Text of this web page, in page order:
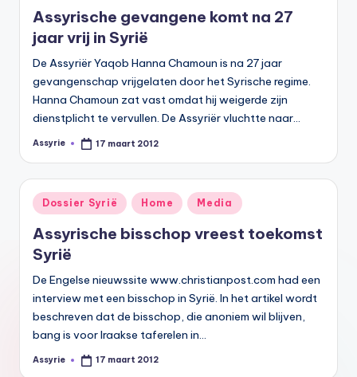
Assyrische gevangene komt na 27
jaar vrij in Syrië
De Assyriër Yaqob Hanna Chamoun is na 27 jaar
gevangenschap vrijgelaten door het Syrische regime.
Hanna Chamoun zat vast omdat hij weigerde zijn
dienstplicht te vervullen. De Assyriër vluchtte naar…
Geplaatst
Assyrie 17 maart 2012
Geplaatst
in
Dossier Syrië Home Media
Assyrische bisschop vreest toekomst
Syrië
De Engelse nieuwssite www.christianpost.com had een
interview met een bisschop in Syrië. In het artikel wordt
beschreven dat de bisschop, die anoniem wil blijven,
bang is voor Iraakse taferelen in…
Geplaatst
Assyrie 17 maart 2012